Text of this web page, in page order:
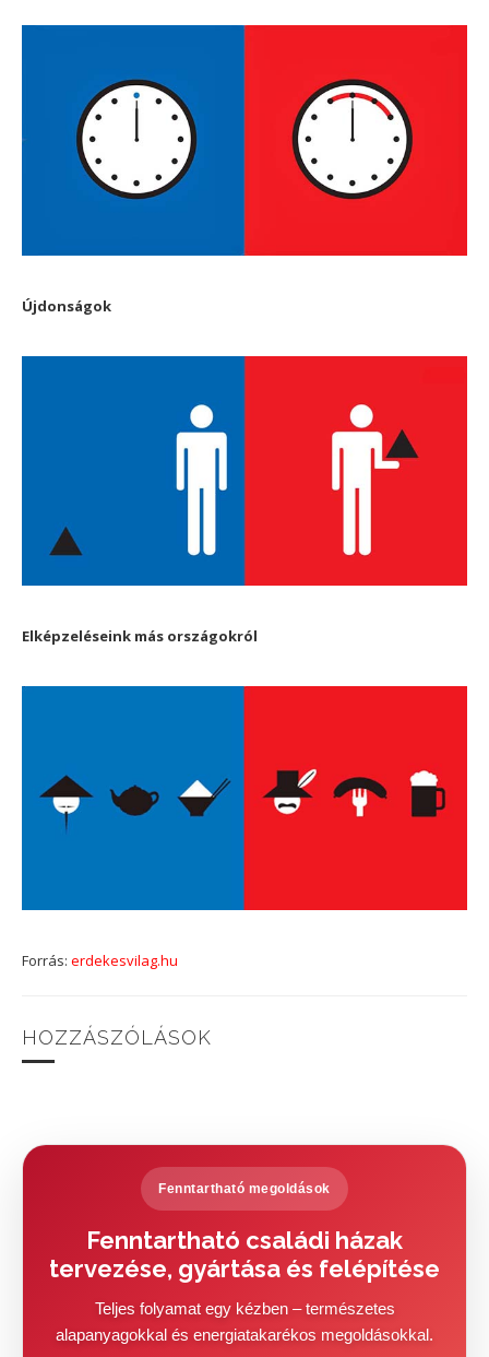
Újdonságok
Elképzeléseink más országokról
Forrás: erdekesvilag.hu
HOZZÁSZÓLÁSOK
Fenntartható megoldások
Fenntartható családi házak
tervezése, gyártása és felépítése
Teljes folyamat egy kézben – természetes
alapanyagokkal és energiatakarékos megoldásokkal.